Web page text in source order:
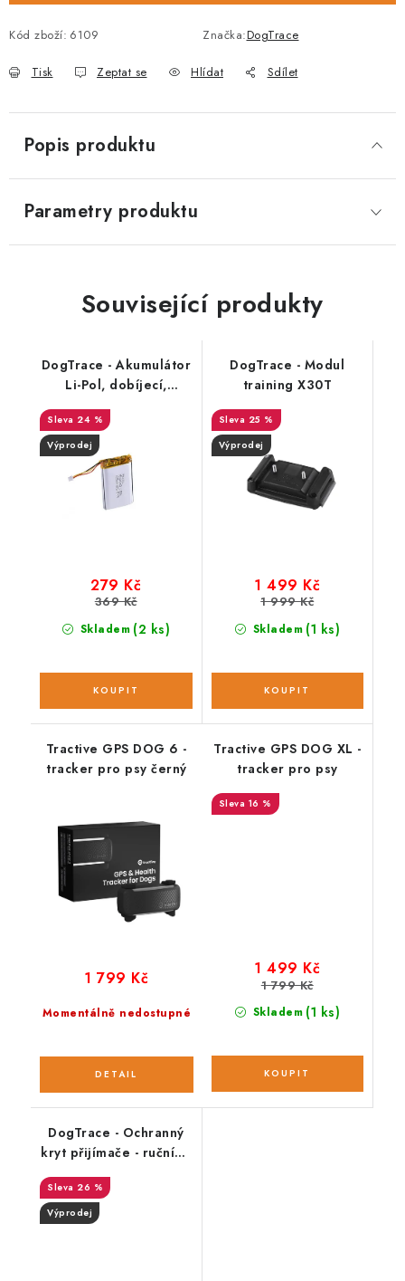
Kód zboží: 6109 Značka:DogTrace
Tisk Zeptat se Hlídat Sdílet
Popis produktu
Parametry produktu
Související produkty
DogTrace - Akumulátor
Li-Pol, dobíjecí,
1850mAh GPS
24 %
Výprodej
Skladem (2 ks)
279 Kč
369 Kč
DogTrace - Modul
training X30T
25 %
Výprodej
Skladem (1 ks)
1 499 Kč
1 999 Kč
Tractive GPS DOG 6 -
tracker pro psy černý
Momentálně nedostupné
1 799 Kč
Tractive GPS DOG XL -
tracker pro psy
16 %
Skladem (1 ks)
1 499 Kč
1 799 Kč
DogTrace - Ochranný
kryt přijímače - ručního
zařízení GPS x30
26 %
Výprodej